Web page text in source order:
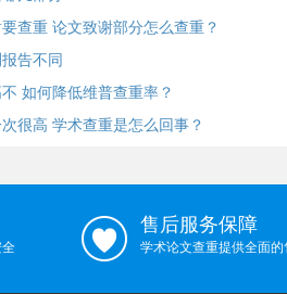
查重 论文致谢部分怎么查重？
告不同
如何降低维普查重率？
很高 学术查重是怎么回事？
售后服务保障
学术论文查重提供全面的